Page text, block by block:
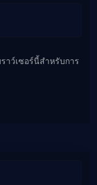
าว์เซอร์นี้สำหรับการ